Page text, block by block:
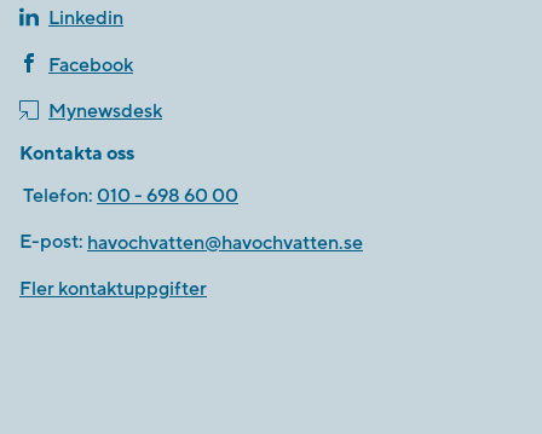
Linkedin
Facebook
Mynewsdesk
Kontakta oss
Telefon: 010 - 698 60 00
E-post: havochvatten@havochvatten.se
Fler kontaktuppgifter